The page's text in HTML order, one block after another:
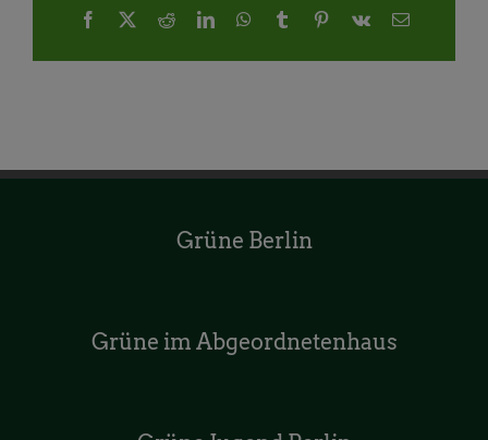
Facebook
X RedditLinkedInWhatsApp
TumblrPinterest
Vk
E-
Grüne Berlin
Grüne im Abgeordnetenhaus